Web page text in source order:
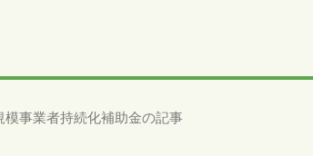
模事業者持続化補助金の記事